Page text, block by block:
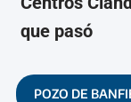
que pasó
POZO DE